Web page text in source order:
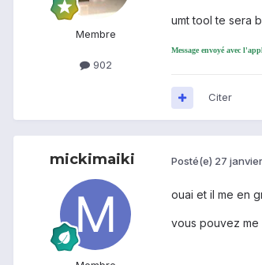
Membre
902
umt tool te sera
Message envoyé avec
Citer
mickimaiki Posté(e) 27
ouai et il me en
vous pouvez me